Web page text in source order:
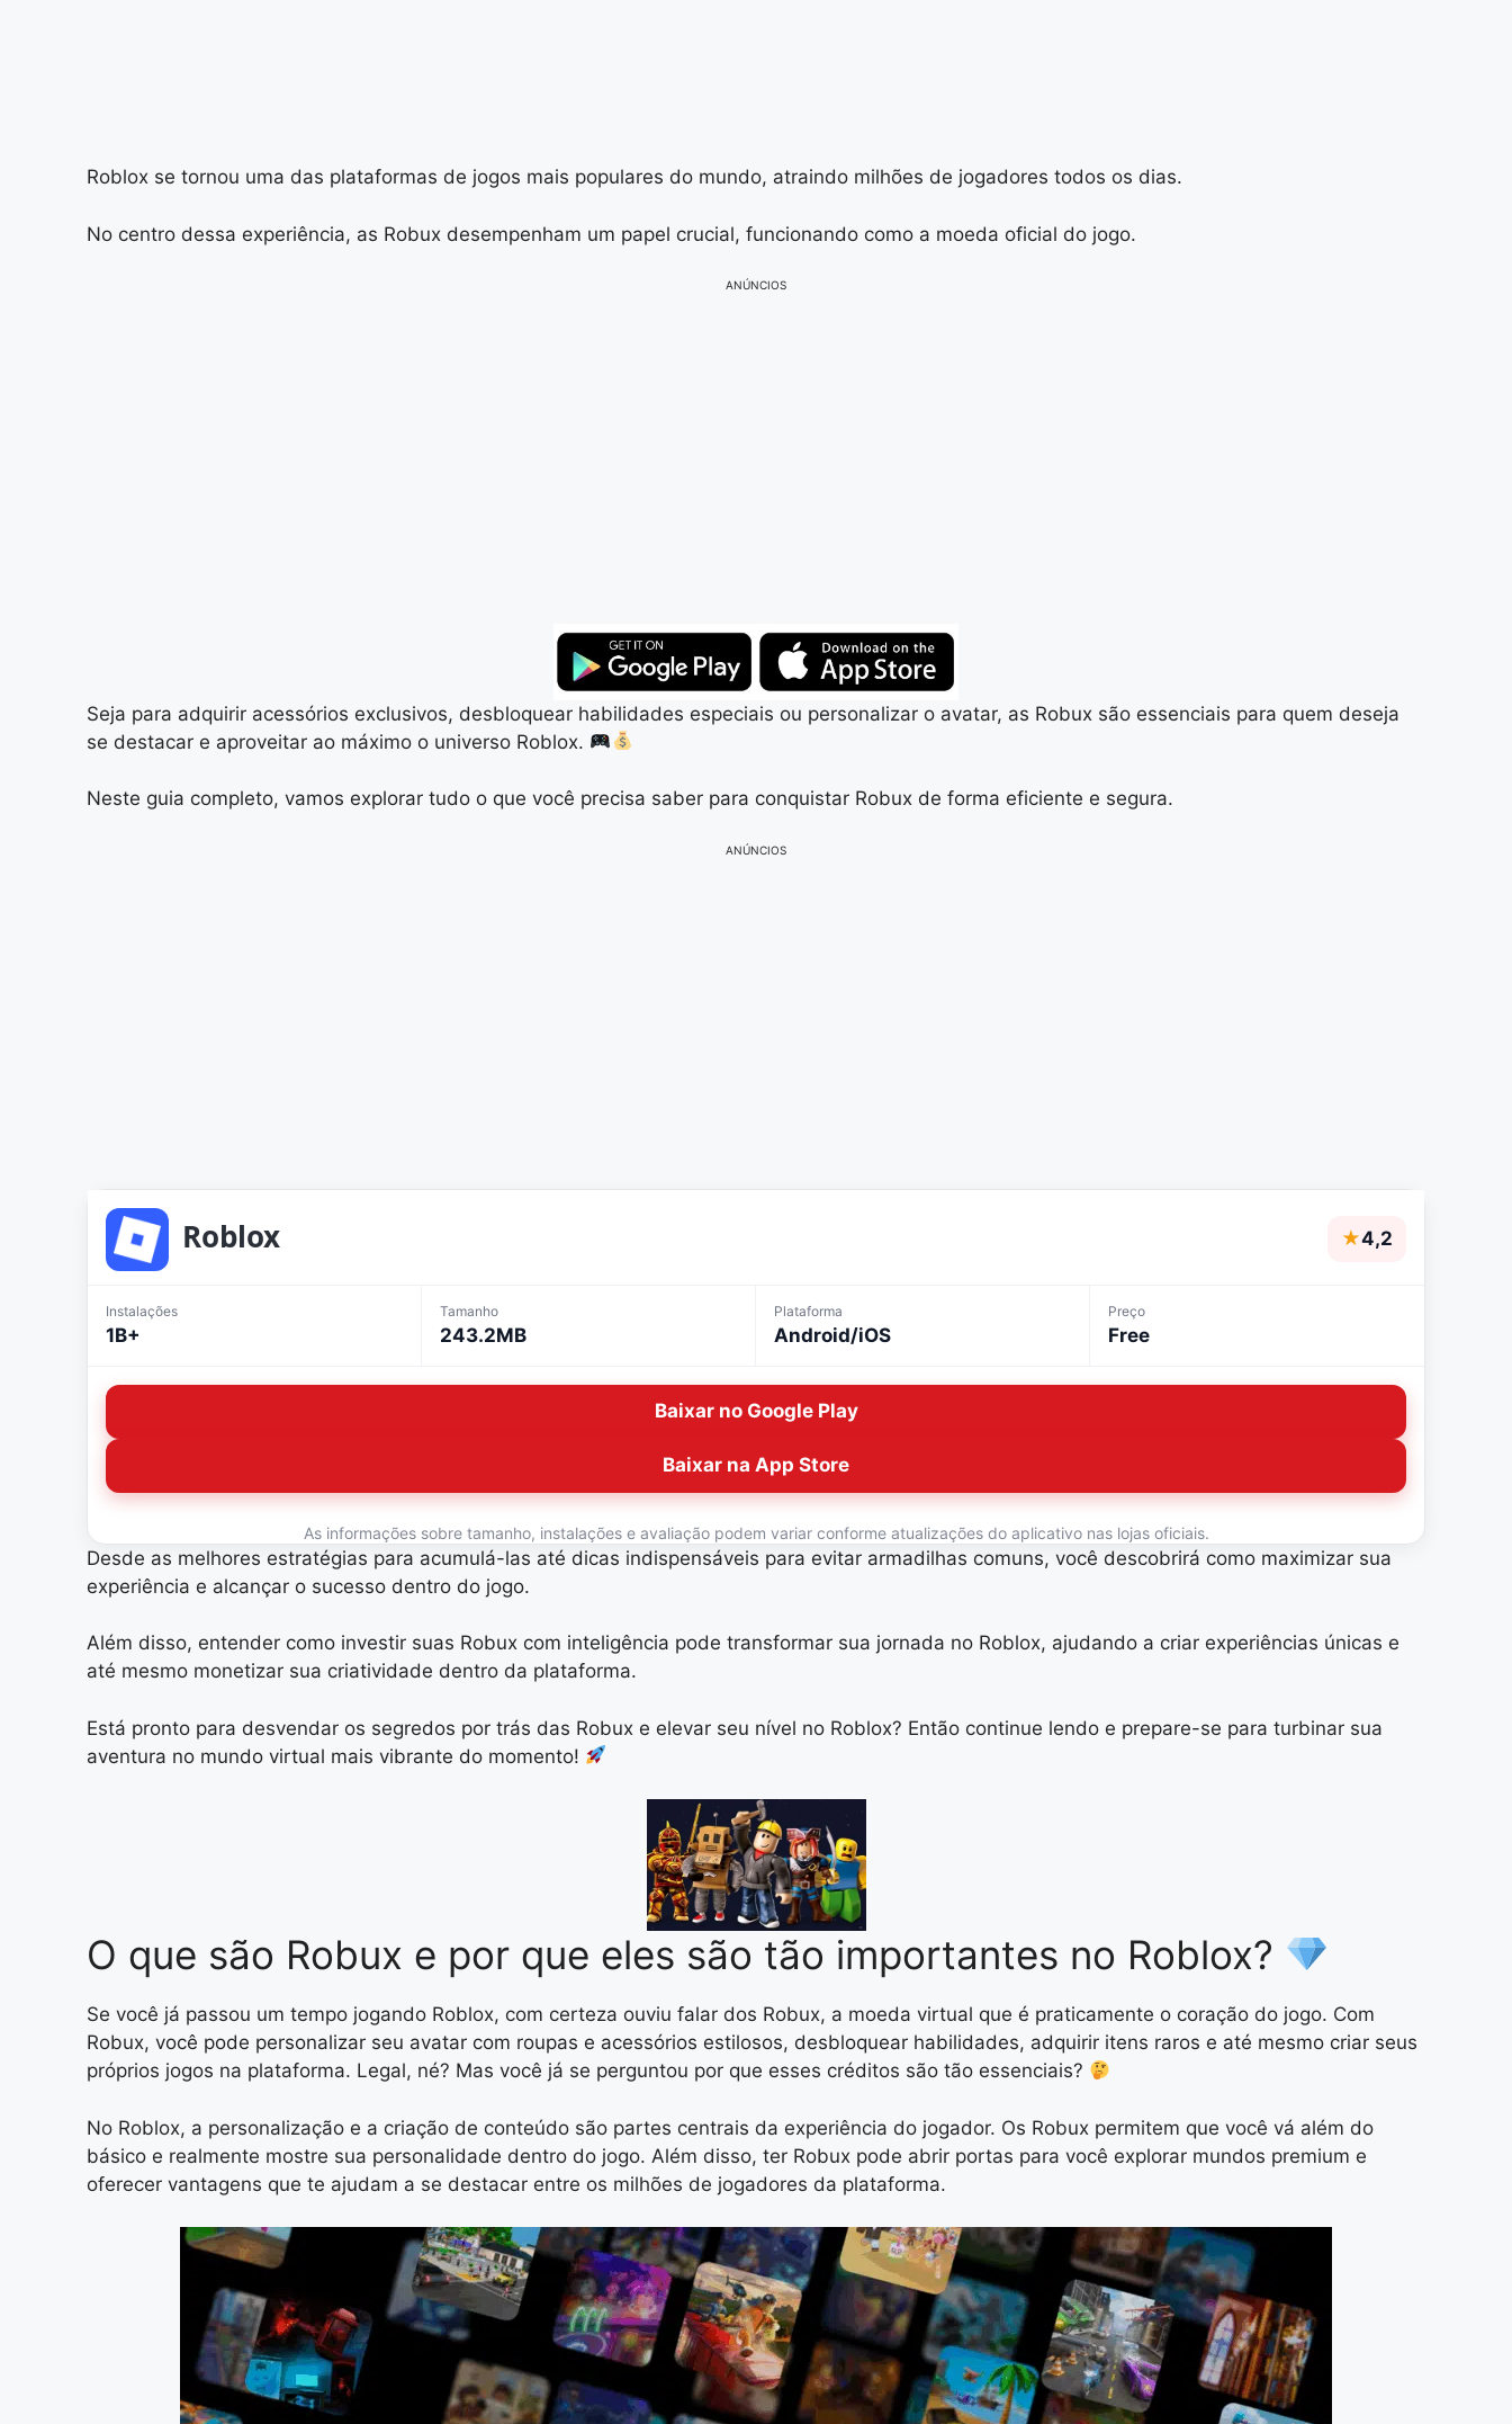
Roblox se tornou uma das plataformas de jogos mais populares do mundo, atraindo milhões de jogadores todos os dias.
No centro dessa experiência, as Robux desempenham um papel crucial, funcionando como a moeda oficial do jogo.
ANÚNCIOS
Seja para adquirir acessórios exclusivos, desbloquear habilidades especiais ou personalizar o avatar, as Robux são essenciais para quem deseja
se destacar e aproveitar ao máximo o universo Roblox.
Neste guia completo, vamos explorar tudo o que você precisa saber para conquistar Robux de forma eficiente e segura.
ANÚNCIOS
Roblox ★4,2
Instalações
1B+
Tamanho
243.2MB
Plataforma
Android/iOS
Preço
Free
Baixar no Google Play
Baixar na App Store
As informações sobre tamanho, instalações e avaliação podem variar conforme atualizações do aplicativo nas lojas oficiais.
Desde as melhores estratégias para acumulá-las até dicas indispensáveis para evitar armadilhas comuns, você descobrirá como maximizar sua
experiência e alcançar o sucesso dentro do jogo.
Além disso, entender como investir suas Robux com inteligência pode transformar sua jornada no Roblox, ajudando a criar experiências únicas e
até mesmo monetizar sua criatividade dentro da plataforma.
Está pronto para desvendar os segredos por trás das Robux e elevar seu nível no Roblox? Então continue lendo e prepare-se para turbinar sua
aventura no mundo virtual mais vibrante do momento!
O que são Robux e por que eles são tão importantes no Roblox?
Se você já passou um tempo jogando Roblox, com certeza ouviu falar dos Robux, a moeda virtual que é praticamente o coração do jogo. Com
Robux, você pode personalizar seu avatar com roupas e acessórios estilosos, desbloquear habilidades, adquirir itens raros e até mesmo criar seus
próprios jogos na plataforma. Legal, né? Mas você já se perguntou por que esses créditos são tão essenciais?
No Roblox, a personalização e a criação de conteúdo são partes centrais da experiência do jogador. Os Robux permitem que você vá além do
básico e realmente mostre sua personalidade dentro do jogo. Além disso, ter Robux pode abrir portas para você explorar mundos premium e
oferecer vantagens que te ajudam a se destacar entre os milhões de jogadores da plataforma.